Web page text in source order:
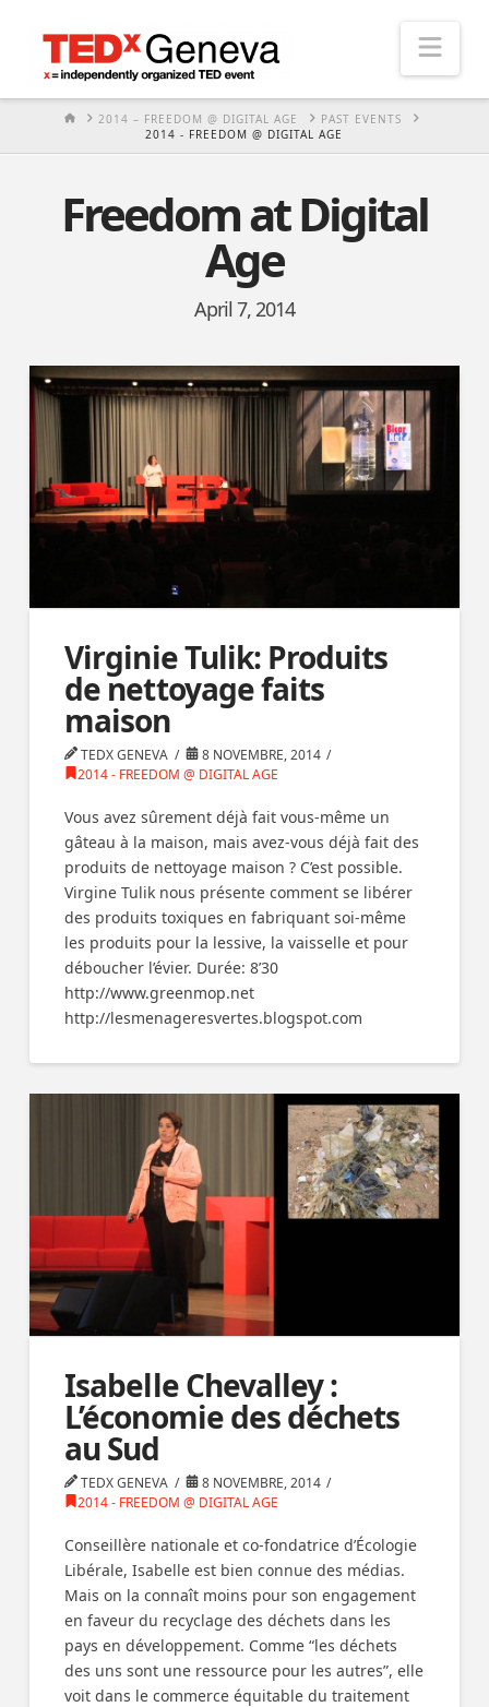
HOME2014 – FREEDOM @ DIGITAL AGE
PAST EVENTS
2014 - FREEDOM @ DIGITAL AGE
Freedom at Digital
Age
April 7, 2014
Virginie Tulik: Produits
de nettoyage faits
maison
TEDX GENEVA
8 NOVEMBRE, 2014
2014 - FREEDOM @ DIGITAL AGE
Vous avez sûrement déjà fait vous-même un
gâteau à la maison, mais avez-vous déjà fait des
produits de nettoyage maison ? C’est possible.
Virgine Tulik nous présente comment se libérer
des produits toxiques en fabriquant soi-même
les produits pour la lessive, la vaisselle et pour
déboucher l’évier. Durée: 8’30
http://www.greenmop.net
http://lesmenageresvertes.blogspot.com
Isabelle Chevalley :
L’économie des déchets
au Sud
TEDX GENEVA
8 NOVEMBRE, 2014
2014 - FREEDOM @ DIGITAL AGE
Conseillère nationale et co-fondatrice d’Écologie
Libérale, Isabelle est bien connue des médias.
Mais on la connaît moins pour son engagement
en faveur du recyclage des déchets dans les
pays en développement. Comme “les déchets
des uns sont une ressource pour les autres”, elle
voit dans le commerce équitable du traitement